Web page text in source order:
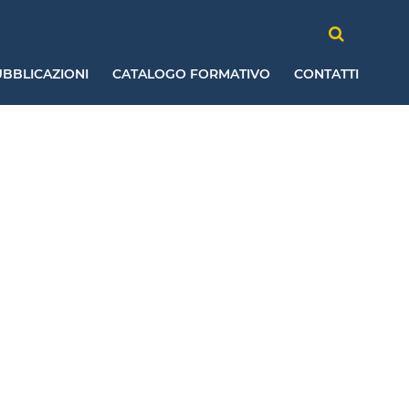
CATALOGO FORMATIVO CONTATTI